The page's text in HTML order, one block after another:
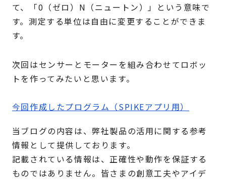
て、「0（ゼロ）N（ニュートン）」という意味で
す。測定する単位は自由に変更することができま
す。
次回はセンサーとモーターを組み合わせてロボッ
トを作ってみたいと思います。
今回作成したプログラム（SPIKEアプリ用）
当ブログの内容は、弊社製品の活用に関する参考
情報として提供しております。
記載されている情報は、正確性や動作を保証する
ものではありません。皆さまの創意工夫やアイデ